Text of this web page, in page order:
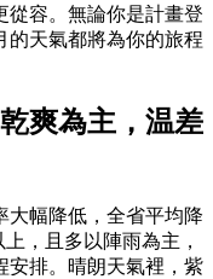
從容。無論你是計畫登
的天氣都將為你的旅程
爽為主，温差
大幅降低，全省平均降
，且多以陣雨為主，
安排。晴朗天氣裡，紫